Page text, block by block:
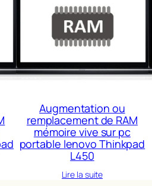
Augmentation ou
remplacement de RAM
mémoire vive sur pc
portable lenovo Thinkpad
L450
Lire la suite